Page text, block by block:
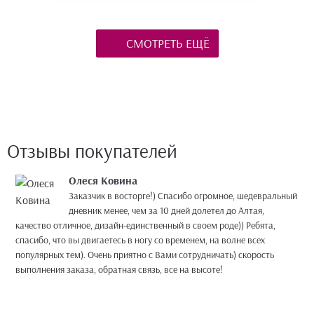
СМОТРЕТЬ ЕЩЁ
Отзывы покупателей
Олеся Ковина
Заказчик в восторге!) Спасибо огромное, шедевральный
дневник менее, чем за 10 дней долетел до Алтая,
качество отличное, дизайн-единственный в своем роде)) Ребята,
спасибо, что вы двигаетесь в ногу со временем, на волне всех
популярных тем). Очень приятно с Вами сотрудничать) скорость
выполнения заказа, обратная связь, все на высоте!